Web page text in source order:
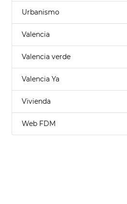
Urbanismo
Valencia
Valencia verde
Valencia Ya
Vivienda
Web FDM